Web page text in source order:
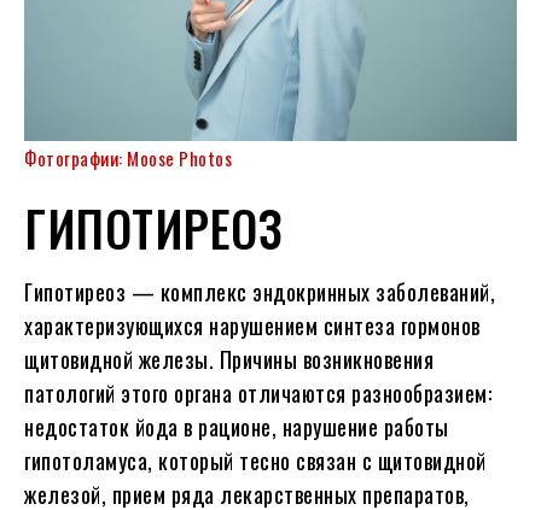
Фотографии: Moose Photos
ГИПОТИРЕОЗ
Гипотиреоз — комплекс эндокринных заболеваний,
характеризующихся нарушением синтеза гормонов
щитовидной железы. Причины возникновения
патологий этого органа отличаются разнообразием:
недостаток йода в рационе, нарушение работы
гипотоламуса, который тесно связан с щитовидной
железой, прием ряда лекарственных препаратов,